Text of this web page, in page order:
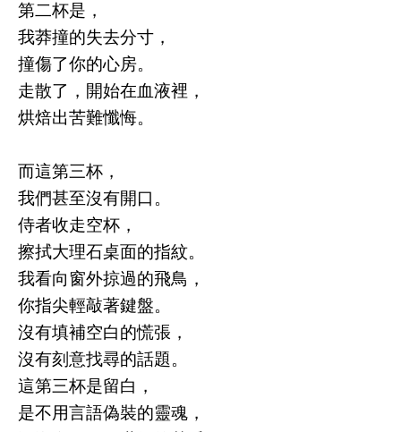
第二杯是，
我莽撞的失去分寸，
撞傷了你的心房。
走散了，開始在血液裡，
烘焙出苦難懺悔。
而這第三杯，
我們甚至沒有開口。
侍者收走空杯，
擦拭大理石桌面的指紋。
我看向窗外掠過的飛鳥，
你指尖輕敲著鍵盤。
沒有填補空白的慌張，
沒有刻意找尋的話題。
這第三杯是留白，
是不用言語偽裝的靈魂，